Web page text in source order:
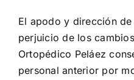
El apodo y dirección
perjuicio de los
Ortopédico Peláez
personal anterior por